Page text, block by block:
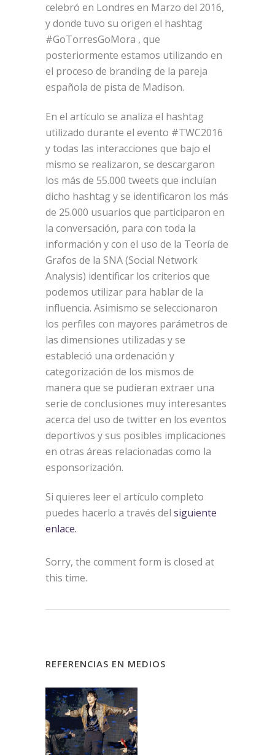
celebró en Londres en Marzo del 2016,
y donde tuvo su origen el hashtag
#GoTorresGoMora , que
posteriormente estamos utilizando en
el proceso de branding de la pareja
española de pista de Madison.
En el artículo se analiza el hashtag
utilizado durante el evento #TWC2016
y todas las interacciones que bajo el
mismo se realizaron, se descargaron
los más de 55.000 tweets que incluían
dicho hashtag y se identificaron los más
de 25.000 usuarios que participaron en
la conversación, para con toda la
información y con el uso de la Teoría de
Grafos de la SNA (Social Network
Analysis) identificar los criterios que
podemos utilizar para hablar de la
influencia. Asimismo se seleccionaron
los perfiles con mayores parámetros de
las dimensiones utilizadas y se
estableció una ordenación y
categorización de los mismos de
manera que se pudieran extraer una
serie de conclusiones muy interesantes
acerca del uso de twitter en los eventos
deportivos y sus posibles implicaciones
en otras áreas relacionadas como la
esponsorización.
Si quieres leer el artículo completo
puedes hacerlo a través del siguiente
enlace.
Sorry, the comment form is closed at
this time.
REFERENCIAS EN MEDIOS